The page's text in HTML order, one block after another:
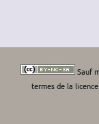
Sauf
termes de la